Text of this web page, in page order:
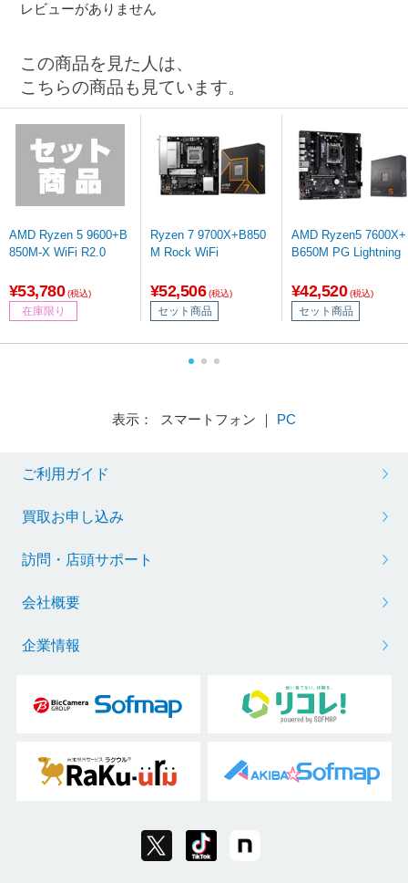
レビューがありません
この商品を見た人は、
こちらの商品も見ています。
AMD Ryzen 5 9600+B
850M-X WiFi R2.0
¥53,780 (税込)
在庫限り
Ryzen 7 9700X+B850
M Rock WiFi
¥52,506 (税込)
セット商品
AMD Ryzen5 7600X+
B650M PG Lightning
¥42,520 (税込)
セット商品
表示： スマートフォン ｜ PC
ご利用ガイド
買取お申し込み
訪問・店頭サポート
会社概要
企業情報